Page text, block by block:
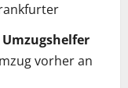
Umzugshelfer
vorher an